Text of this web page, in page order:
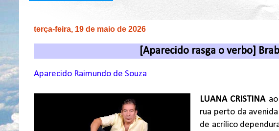
terça-feira, 19 de maio de 2026
[Aparecido rasga o verbo]
Aparecido Raimundo de Souza
LUANA CRISTINAao
rua perto da
de acrílico